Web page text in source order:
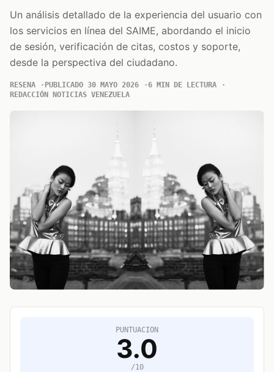
Un análisis detallado de la experiencia del usuario con
los servicios en línea del SAIME, abordando el inicio
de sesión, verificación de citas, costos y soporte,
desde la perspectiva del ciudadano.
RESENA PUBLICADO 30 MAYO 2026
6 MIN DE LECTURA
REDACCIÓN NOTICIAS VENEZUELA
PUNTUACION
3.0
/10